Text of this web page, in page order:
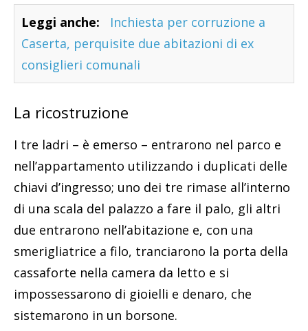
Leggi anche:
Inchiesta per corruzione a
Caserta, perquisite due abitazioni di ex
consiglieri comunali
La ricostruzione
I tre ladri – è emerso – entrarono nel parco e
nell’appartamento utilizzando i duplicati delle
chiavi d’ingresso; uno dei tre rimase all’interno
di una scala del palazzo a fare il palo, gli altri
due entrarono nell’abitazione e, con una
smerigliatrice a filo, tranciarono la porta della
cassaforte nella camera da letto e si
impossessarono di gioielli e denaro, che
sistemarono in un borsone.